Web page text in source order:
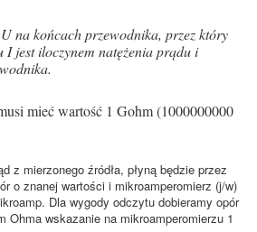
na końcach przewodnika, przez który
I jest iloczynem natężenia prądu i
mieć wartość 1 Gohm (1000000000
z mierzonego źródła, płyną będzie przez
o znanej wartości i mikroamperomierz (j/w)
Dla wygody odczytu dobieramy opór
Ohma wskazanie na mikroamperomierzu 1